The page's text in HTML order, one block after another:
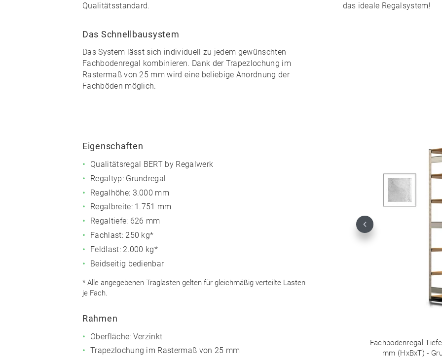
Qualitätsstandard.
Das Schnellbausystem
Das System lässt sich individuell zu jedem gewünschten
Fachbodenregal kombinieren. Dank der Trapezlochung im
Rastermaß von 25 mm wird eine beliebige Anordnung der
Fachböden möglich.
das ideale Regalsystem!
Eigenschaften
Qualitätsregal BERT by Regalwerk
Regaltyp: Grundregal
Regalhöhe: 3.000 mm
Regalbreite: 1.751 mm
Regaltiefe: 626 mm
Fachlast: 250 kg*
Feldlast: 2.000 kg*
Beidseitig bedienbar
* Alle angegebenen Traglasten gelten für gleichmäßig verteilte Lasten
je Fach.
Rahmen
Oberfläche: Verzinkt
Trapezlochung im Rastermaß von 25 mm
Fachbodenregal
mm (HxBxT) -
Previous